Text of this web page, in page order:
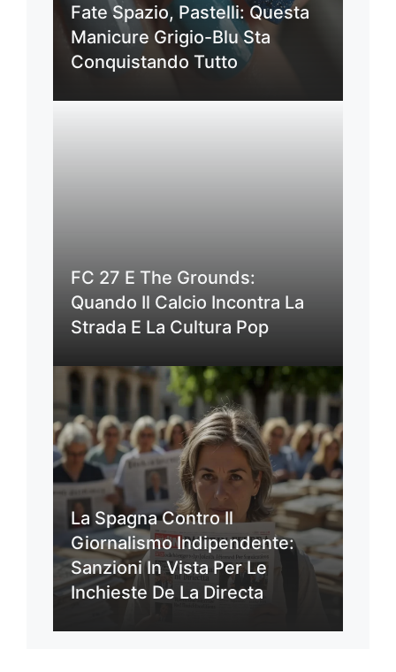
Fate Spazio, Pastelli: Questa
Manicure Grigio-Blu Sta
Conquistando Tutto
FC 27 E The Grounds:
Quando Il Calcio Incontra La
Strada E La Cultura Pop
La Spagna Contro Il
Giornalismo Indipendente:
Sanzioni In Vista Per Le
Inchieste De La Directa